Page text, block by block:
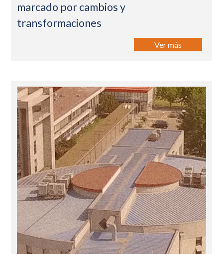
marcado por cambios y
transformaciones
Ver más